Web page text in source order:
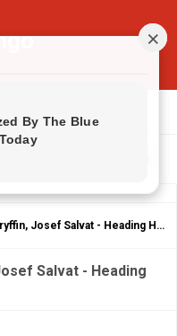
Salvat - Heading Home ft. Josef Salvat
Salvat - Heading